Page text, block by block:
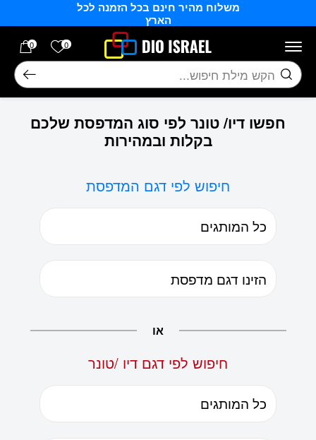
משלוח מהיר חינם בכל הזמנה לכל
הארץ
0 הרשימה
0
חיפוש
חפשו דיו/ טונר לפי סוג המדפסת שלכם
בקלות ובמהירות
חיפוש לפי דגם המדפסת
או
חיפוש לפי דגם דיו /טונר